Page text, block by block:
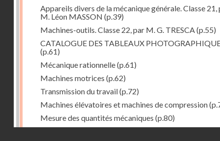
Appareils divers de la mécanique générale. Classe 21,
M. Léon MASSON (p.39)
Machines-outils. Classe 22, par M. G. TRESCA (p.55)
CATALOGUE DES TABLEAUX
(p.61)
Mécanique rationnelle(p.61)
Machines motrices (p.62)
Transmission du travail(p.72)
Machines élévatoires et machines de compression
Mesure des quantités mécaniques (p.80)